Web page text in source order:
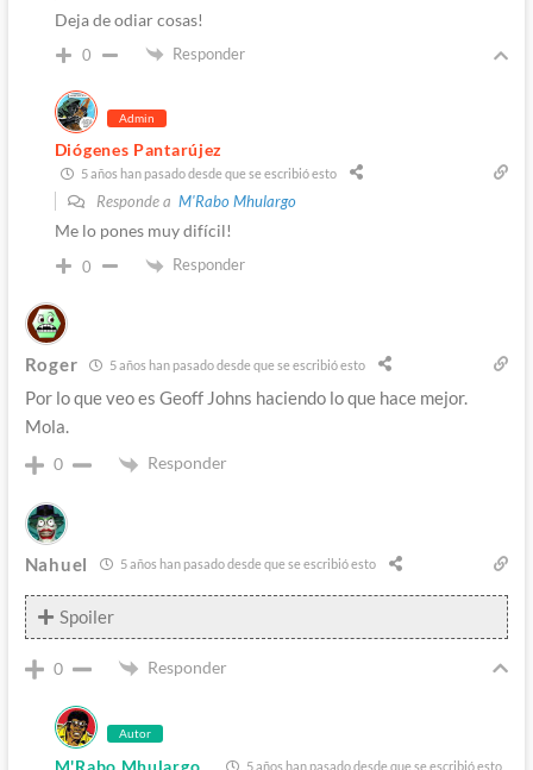
Deja de odiar cosas!
0 Responder
Admin
Diógenes Pantarújez
5 años han pasado desde que se escribió esto
Responde a M'Rabo Mhulargo
Me lo pones muy difícil!
0 Responder
Roger 5 años han pasado desde que se escribió esto
Por lo que veo es Geoff Johns haciendo lo que hace mejor.
Mola.
0 Responder
Nahuel 5 años han pasado desde que se escribió esto
Spoiler
0 Responder
Autor
M'Rabo Mhulargo 5 años han pasado desde que se escribió esto